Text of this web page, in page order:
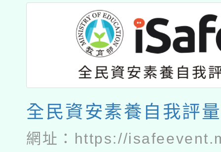
全民資安素養自我評量
網址：
https://